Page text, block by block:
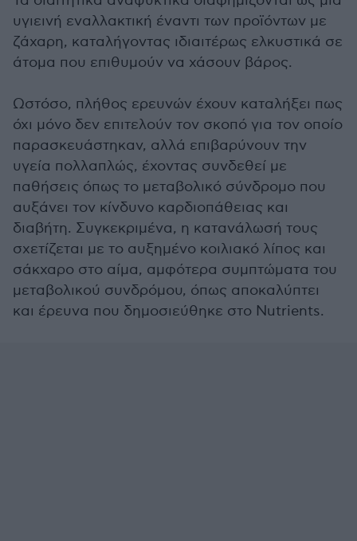
υγιεινή εναλλακτική έναντι των προϊόντων με
ζάχαρη, καταλήγοντας ιδιαιτέρως ελκυστικά σε
άτομα που επιθυμούν να χάσουν βάρος.
Ωστόσο, πλήθος ερευνών έχουν καταλήξει πως
όχι μόνο δεν επιτελούν τον σκοπό για τον οποίο
παρασκευάστηκαν, αλλά επιβαρύνουν την
υγεία πολλαπλώς, έχοντας συνδεθεί με
παθήσεις όπως το μεταβολικό σύνδρομο που
αυξάνει τον κίνδυνο καρδιοπάθειας και
διαβήτη. Συγκεκριμένα, η κατανάλωσή τους
σχετίζεται με το αυξημένο κοιλιακό λίπος και
σάκχαρο στο αίμα, αμφότερα συμπτώματα του
μεταβολικού συνδρόμου, όπως αποκαλύπτει
και έρευνα που δημοσιεύθηκε στο Nutrients.